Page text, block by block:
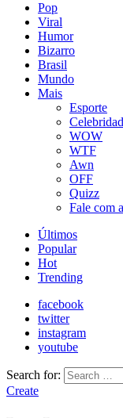
Pop
Viral
Humor
Bizarro
Brasil
Mundo
Mais
Esporte
WOW
WTF
Awn
OFF
Quizz
Fale com
Últimos
Popular
Hot
Trending
facebook
twitter
instagram
youtube
Search for:
Create